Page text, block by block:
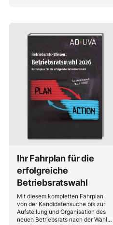
Ihr Fahrplan für die
erfolgreiche
Betriebsratswahl
Mit diesem kompletten Fahrplan
von der Kandidatensuche bis zur
Aufstellung und Organisation des
neuen Betriebsrats nach der Wahl